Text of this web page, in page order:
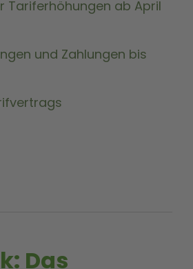
Tariferhöhungen ab April
und Zahlungen bis
Das